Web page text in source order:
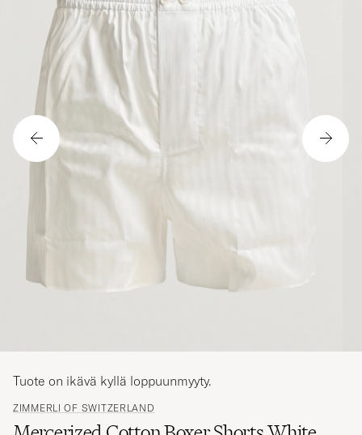
ZIMMERLI OF SWITZERLAND
Tuote on ikävä kyllä loppuunmyyty.